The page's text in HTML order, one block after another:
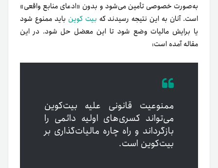
به‌صورت خصوصی تأمین می‌شود و بدون «ادعای منابع واقعی»
است. آنان به این نتیجه رسیدند که بیت کوین باید ممنوع شود
یا برایش مالیات وضع شود تا این معضل حل شود. در این
مقاله آمده است:
ممنوعیت قانونی علیه بیت‌کوین
می‌تواند کسری‌های اولیه دائمی را
بازگرداند و راه چاره مالیات‌گذاری بر
بیت‌کوین است.